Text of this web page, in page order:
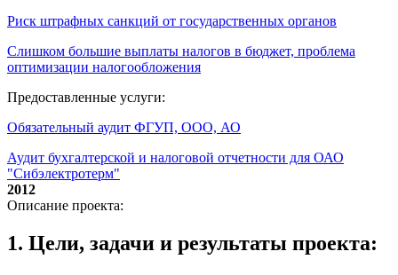
Риск штрафных санкций от государственных органов
Слишком большие выплаты налогов в бюджет, проблема
оптимизации налогообложения
Предоставленные услуги:
Обязательный аудит ФГУП, ООО, АО
Аудит бухгалтерской и налоговой отчетности для ОАО
"Сибэлектротерм"
2012
Описание проекта:
1. Цели, задачи и результаты проекта: